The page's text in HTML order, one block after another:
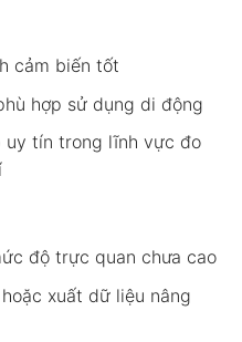
cảm biến tốt
hợp sử dụng di động
uy tín trong lĩnh vực đo
độ trực quan chưa cao
xuất dữ liệu nâng